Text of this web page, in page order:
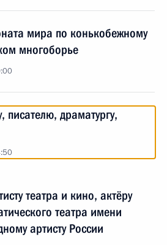
мира по конькобежному
многоборье
писателю, драматургу,
театра и кино, актёру
театра имени
артисту России